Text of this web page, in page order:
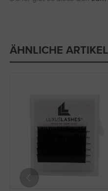
ÄHNLICHE ARTIKEL